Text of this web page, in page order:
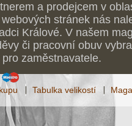
a prodejcem v
stránek nás
Králové. V našem
či pracovní obuv
zaměstnavatele.
Tabulka velikostí